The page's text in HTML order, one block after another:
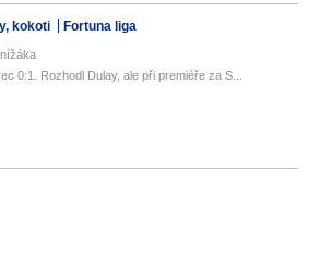
kokoti Fortuna liga
0:1. Rozhodl Dulay, ale při premiéře za S...